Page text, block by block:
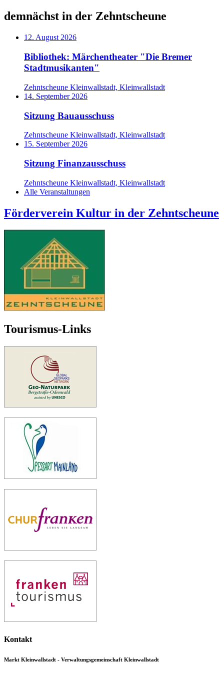
demnächst in der Zehntscheune
12. August 2026
Bibliothek: Märchentheater "Die Bremer
Stadtmusikanten"
Zehntscheune Kleinwallstadt, Kleinwallstadt
14. September 2026
Sitzung Bauausschuss
Zehntscheune Kleinwallstadt, Kleinwallstadt
15. September 2026
Sitzung Finanzausschuss
Zehntscheune Kleinwallstadt, Kleinwallstadt
Alle Veranstaltungen
Förderverein Kultur in der Zehntscheune
Tourismus-Links
Kontakt
Markt Kleinwallstadt - Verwaltungsgemeinschaft Kleinwallstadt